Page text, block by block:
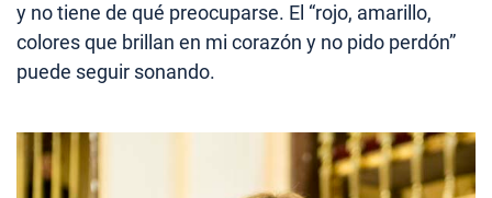
y no tiene de qué preocuparse. El “rojo, amarillo,
colores que brillan en mi corazón y no pido perdón”
puede seguir sonando.